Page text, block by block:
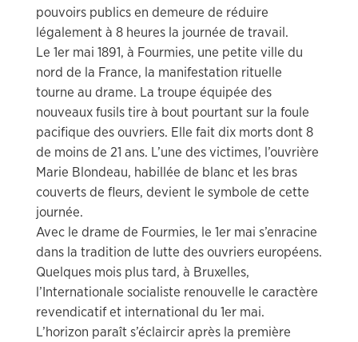
pouvoirs publics en demeure de réduire
légalement à 8 heures la journée de travail.
Le 1er mai 1891, à Fourmies, une petite ville du
nord de la France, la manifestation rituelle
tourne au drame. La troupe équipée des
nouveaux fusils tire à bout pourtant sur la foule
pacifique des ouvriers. Elle fait dix morts dont 8
de moins de 21 ans. L’une des victimes, l’ouvrière
Marie Blondeau, habillée de blanc et les bras
couverts de fleurs, devient le symbole de cette
journée.
Avec le drame de Fourmies, le 1er mai s’enracine
dans la tradition de lutte des ouvriers européens.
Quelques mois plus tard, à Bruxelles,
l’Internationale socialiste renouvelle le caractère
revendicatif et international du 1er mai.
L’horizon paraît s’éclaircir après la première